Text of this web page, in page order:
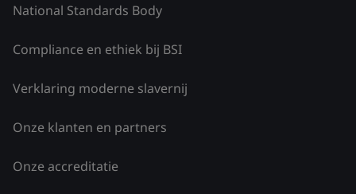
National Standards Body
Compliance en ethiek bij BSI
Verklaring moderne slavernij
Onze klanten en partners
Onze accreditatie